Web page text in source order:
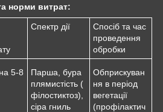
норми витрат:
Спектр дії
Спосіб та час
проведення
обробки
5-8
Парша, бура
плямистість (
філостиктоз),
сіра гниль
Обприскуван
ня в період
вегетації
(профілактич